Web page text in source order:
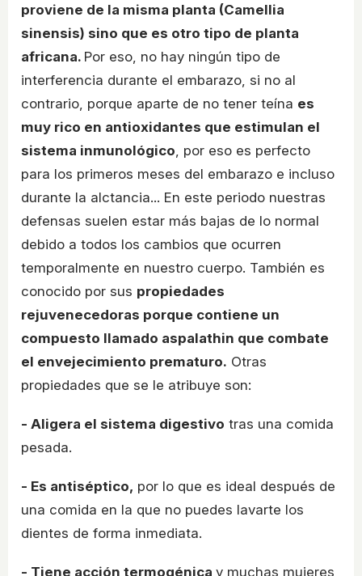
proviene de la misma planta (Camellia
sinensis) sino que es otro tipo de planta
africana. Por eso, no hay ningún tipo de
interferencia durante el embarazo, si no al
contrario, porque aparte de no tener teína es
muy rico en antioxidantes que estimulan el
sistema inmunológico, por eso es perfecto
para los primeros meses del embarazo e incluso
durante la alctancia... En este periodo nuestras
defensas suelen estar más bajas de lo normal
debido a todos los cambios que ocurren
temporalmente en nuestro cuerpo. También es
conocido por sus propiedades
rejuvenecedoras porque contiene un
compuesto llamado aspalathin que combate
el envejecimiento prematuro. Otras
propiedades que se le atribuye son:
- Aligera el sistema digestivo tras una comida
pesada.
- Es antiséptico, por lo que es ideal después de
una comida en la que no puedes lavarte los
dientes de forma inmediata.
- Tiene acción termogénica y muchas mujeres